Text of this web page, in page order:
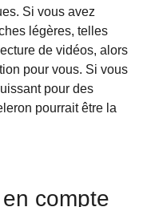
Si vous avez
légères, telles
de vidéos, alors
pour vous. Si vous
pour des
pourrait être la
compte